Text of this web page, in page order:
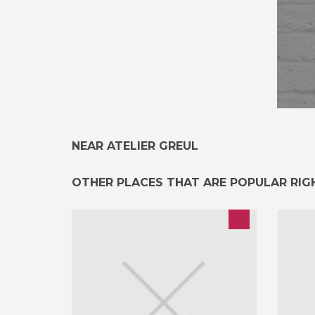
NEAR ATELIER GREUL
OTHER PLACES THAT ARE POPULAR